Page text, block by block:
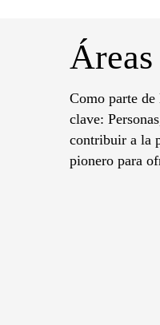
Como parte de
clave:
contribuir a la
pionero para